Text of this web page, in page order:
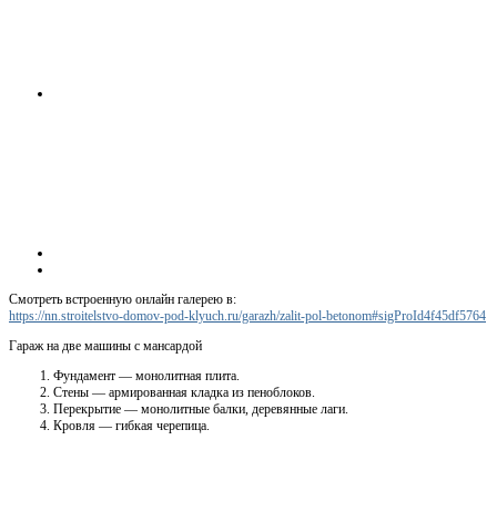
Смотреть встроенную онлайн галерею в:
https://nn.stroitelstvo-domov-pod-klyuch.ru/garazh/zalit-pol-betonom#sigProId4f45df5764
Гараж на две машины с мансардой
Фундамент — монолитная плита.
Стены — армированная кладка из пеноблоков.
Перекрытие — монолитные балки, деревянные лаги.
Кровля — гибкая черепица.